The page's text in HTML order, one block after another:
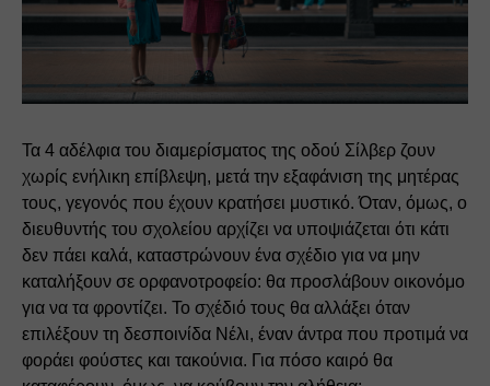
Τα 4 αδέλφια του διαμερίσματος της οδού Σίλβερ ζουν
χωρίς ενήλικη επίβλεψη, μετά την εξαφάνιση της μητέρας
τους, γεγονός που έχουν κρατήσει μυστικό. Όταν, όμως, ο
διευθυντής του σχολείου αρχίζει να υποψιάζεται ότι κάτι
δεν πάει καλά, καταστρώνουν ένα σχέδιο για να μην
καταλήξουν σε ορφανοτροφείο: θα προσλάβουν οικονόμο
για να τα φροντίζει. Το σχέδιό τους θα αλλάξει όταν
επιλέξουν τη δεσποινίδα Νέλι, έναν άντρα που προτιμά να
φοράει φούστες και τακούνια. Για πόσο καιρό θα